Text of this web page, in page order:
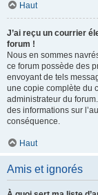
Haut
J’ai reçu un courrier
forum !
Nous en sommes
ce forum possède des
envoyant de tels
une copie complète du
administrateur du
des informations sur
conséquence.
Haut
Amis et ignorés